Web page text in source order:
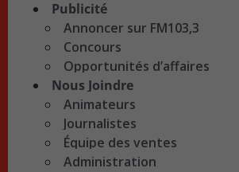
Publicité
Annoncer sur FM103,3
Concours
Opportunités d’affaires
Nous Joindre
Animateurs
Journalistes
Équipe des ventes
Administration